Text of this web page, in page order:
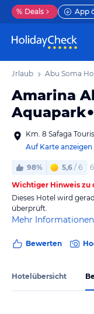
% Deals App
Urlaub Abu Soma
Amarina
Aquapark
Km. 8 Safaga
Auf Karte anzeigen
98% 5,6 / 6
Wichtiger Hinweis zu
Dieses Hotel wird
überprüft.
Mehr Informationen
Bewerten
Hotelübersicht